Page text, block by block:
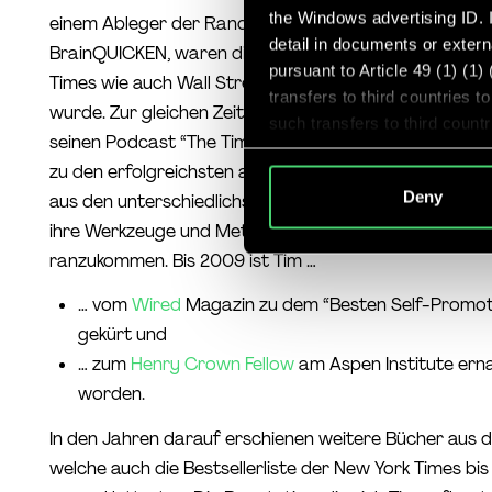
the Windows advertising
detail in documents or
pursuant to Article 49 (1)
transfers to third countries
such transfers to third
or other entities that are not
because of Section 702
explicit consent, I was
subjects rights may not be
Deny
einem Ableger der Random House Group. Die letzten
BrainQUICKEN, waren die Basis für das Buch. Es
Times wie auch Wall Street Journal Bestseller, das in
wurde. Zur gleichen Zeit startete er seinen
Blog .
seinen Podcast “The Tim Ferriss Show”, der heute
zu den erfolgreichsten auf iTunes zählt. Tim
aus den unterschiedlichsten Bereichen (Investement,
ihre Werkzeuge und Methoden, wie Morgenroutinen
ranzukommen. Bis 2009 ist Tim …
… vomWired Magazin zu dem “Besten Self-
gekürt und
… zum Henry Crown Fellowam Aspen Institute
worden.
In den Jahren darauf erschienen weitere Bücher aus
welche auch die Bestsellerliste der New York Times